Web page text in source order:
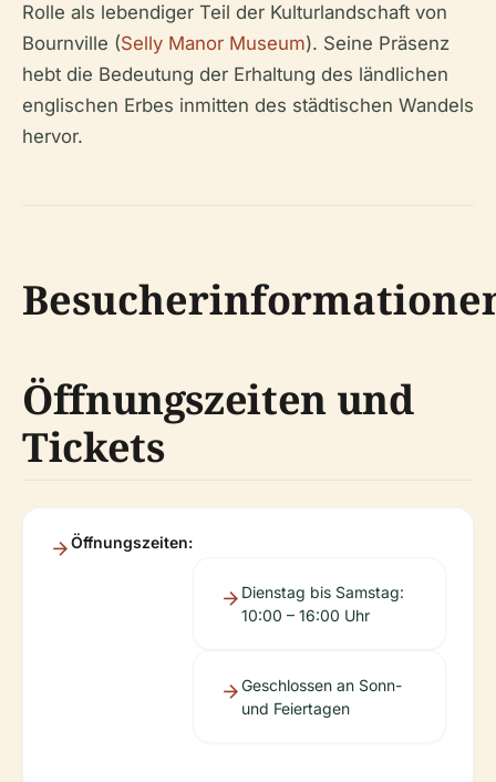
Rolle als lebendiger Teil der Kulturlandschaft von
Bournville (Selly Manor Museum). Seine Präsenz
hebt die Bedeutung der Erhaltung des ländlichen
englischen Erbes inmitten des städtischen Wandels
hervor.
Öffnungszeiten und
Tickets
Öffnungszeiten:
Dienstag bis Samstag:
10:00 – 16:00 Uhr
Geschlossen an Sonn-
und Feiertagen